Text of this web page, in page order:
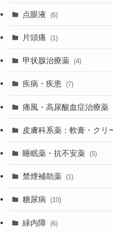
点眼液 (6)
片頭痛 (1)
甲状腺治療薬 (4)
疾病・疾患 (7)
痛風・高尿酸血症治療薬
皮膚科系薬：軟膏・クリ
睡眠薬・抗不安薬 (5)
禁煙補助薬 (1)
糖尿病 (10)
緑内障 (6)